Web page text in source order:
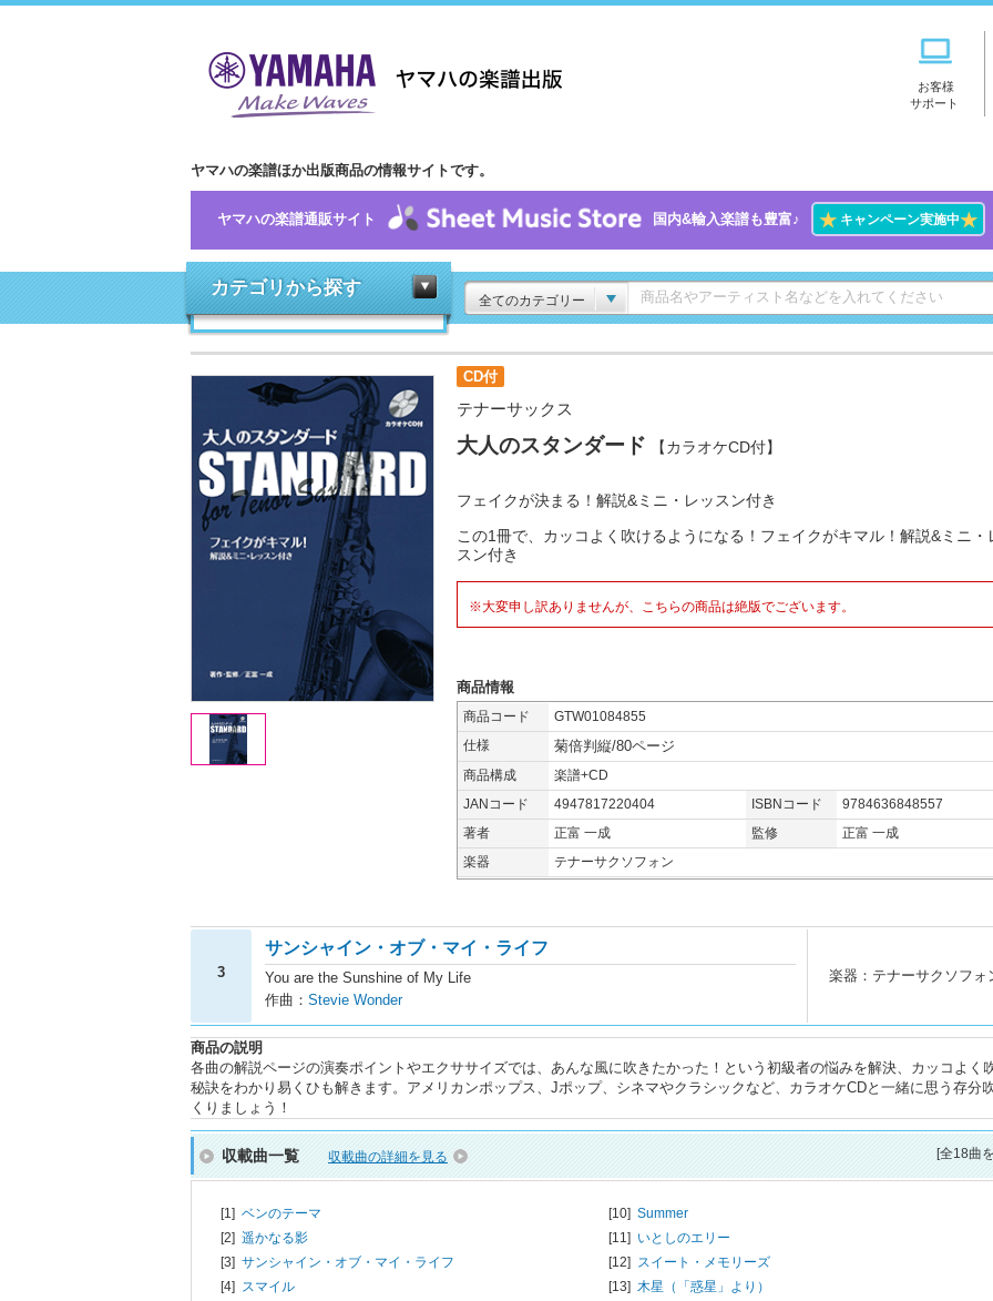
お客様
サポート
ヤマハの楽譜ほか出版商品の情報サイトです。
ヤマハの楽譜通販サイト 国内&輸入楽譜も豊富♪ ★キャンペーン実施中★
カテゴリから探す
全てのカテゴリー
CD付
テナーサックス
大人のスタンダード 【カラオケCD付】
フェイクが決まる！解説&ミニ・レッスン付き
この1冊で、カッコよく吹けるようになる！フェイクがキマル！解説&ミニ・
スン付き
※大変申し訳ありませんが、こちらの商品は絶版でございます。
商品情報
商品コード
GTW01084855
仕様
菊倍判縦/80ページ
商品構成
楽譜+CD
JANコード
4947817220404 ISBNコード
9784636848557
著者
正富 一成 監修
正富 一成
楽器
テナーサクソフォン
3
サンシャイン・オブ・マイ・ライフ
You are the Sunshine of My Life
作曲： Stevie Wonder
楽器：テナーサクソフォ
商品の説明
各曲の解説ページの演奏ポイントやエクササイズでは、あんな風に吹きたかった！という初級者の悩みを解決、カッコよく
秘訣をわかり易くひも解きます。アメリカンポップス、Jポップ、シネマやクラシックなど、カラオケCDと一緒に思う存分
くりましょう！
収載曲一覧 収載曲の詳細を見る [全18曲
[1] ベンのテーマ
[2] 遥かなる影
[3] サンシャイン・オブ・マイ・ライフ
[4] スマイル
[10] Summer
[11] いとしのエリー
[12] スイート・メモリーズ
[13] 木星（「惑星」より）